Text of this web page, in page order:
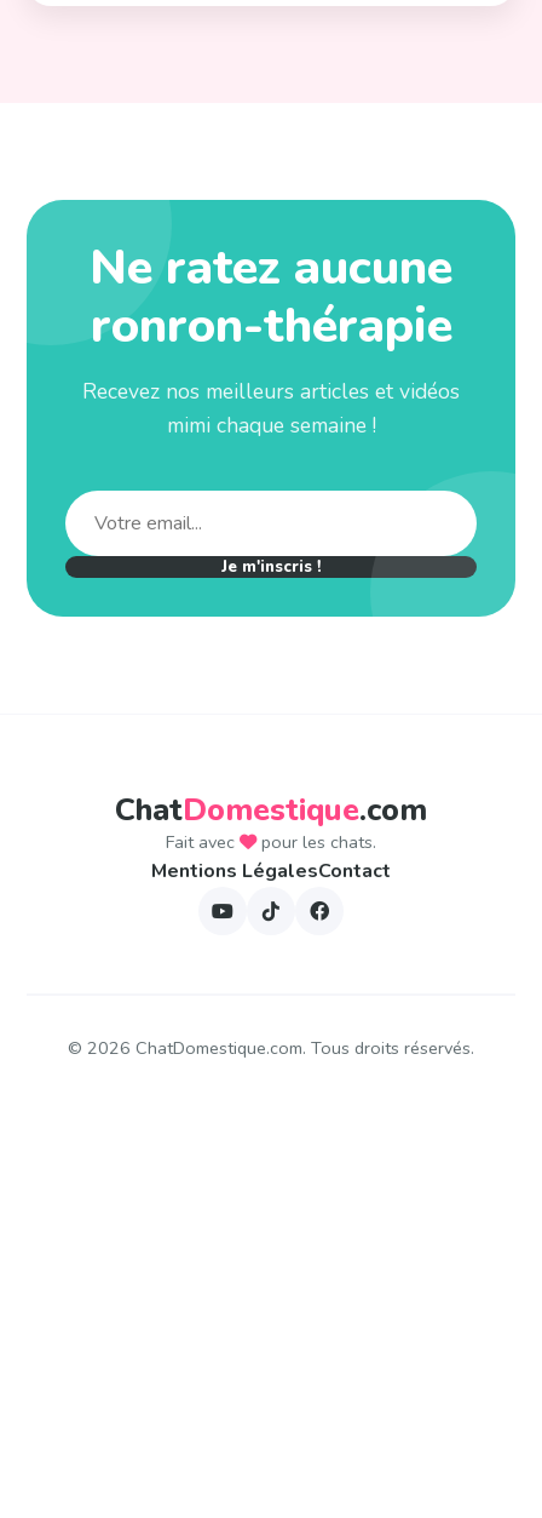
Ne ratez aucune
ronron-thérapie
Recevez nos meilleurs articles et vidéos
mimi chaque semaine !
Je m'inscris !
ChatDomestique.com
Fait avec pour les chats.
Mentions LégalesContact
© 2026 ChatDomestique.com. Tous droits réservés.